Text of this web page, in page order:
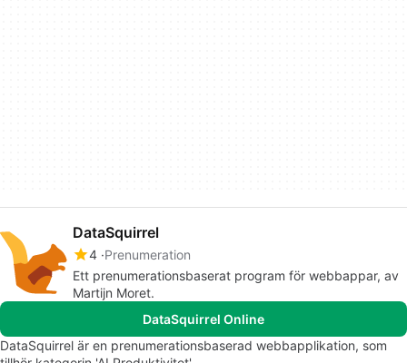
DataSquirrel
4 Prenumeration
Ett prenumerationsbaserat program för webbappar, av
Martijn Moret.
DataSquirrel Online
DataSquirrel är en prenumerationsbaserad webbapplikation, som